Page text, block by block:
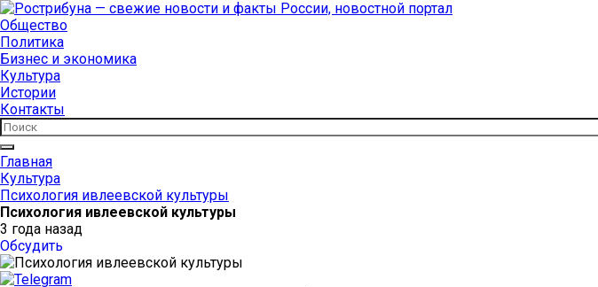
Общество
Политика
Бизнес и экономика
Культура
Истории
Контакты
Главная
Культура
Психология ивлеевской культуры
Психология ивлеевской культуры
3 года назад
Обсудить